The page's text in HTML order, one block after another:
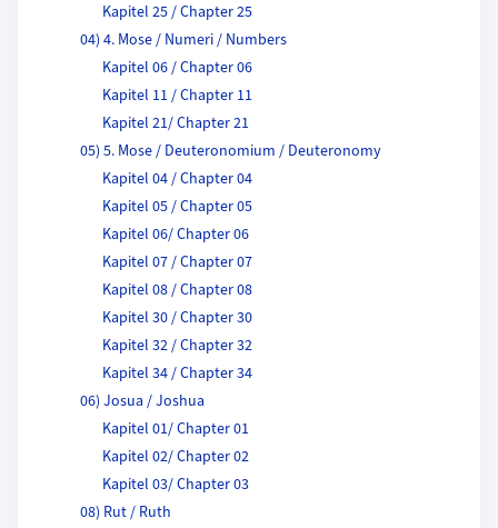
Kapitel 25 / Chapter 25
04) 4. Mose / Numeri / Numbers
Kapitel 06 / Chapter 06
Kapitel 11 / Chapter 11
Kapitel 21/ Chapter 21
05) 5. Mose / Deuteronomium / Deuteronomy
Kapitel 04 / Chapter 04
Kapitel 05 / Chapter 05
Kapitel 06/ Chapter 06
Kapitel 07 / Chapter 07
Kapitel 08 / Chapter 08
Kapitel 30 / Chapter 30
Kapitel 32 / Chapter 32
Kapitel 34 / Chapter 34
06) Josua / Joshua
Kapitel 01/ Chapter 01
Kapitel 02/ Chapter 02
Kapitel 03/ Chapter 03
08) Rut / Ruth